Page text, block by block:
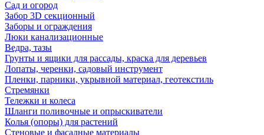
Сад и огород
Забор 3D секционный
Заборы и ограждения
Люки канализационные
Ведра, тазы
Грунты и ящики для рассады, краска для деревьев
Лопаты, черенки, садовый инструмент
Пленки, парники, укрывной материал, геотекстиль
Стремянки
Тележки и колеса
Шланги поливочные и опрыскиватели
Колья (опоры) для растений
Стеновые и фасадные материалы